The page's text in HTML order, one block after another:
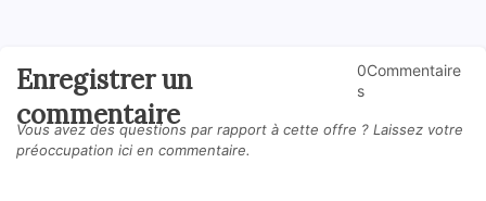
Enregistrer un
commentaire
0Commentaire
s
Vous avez des questions par rapport à cette offre ? Laissez votre
préoccupation ici en commentaire.